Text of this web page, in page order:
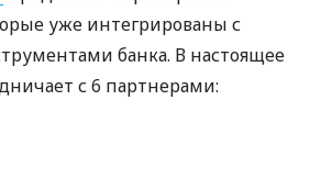
уже интегрированы с
банка. В настоящее
с 6 партнерами: